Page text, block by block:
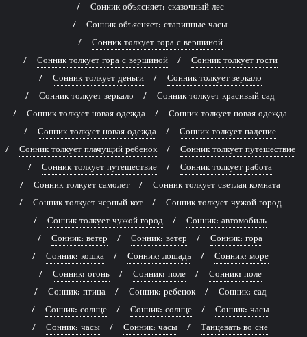
Сонник объясняет: сказочный лес
Сонник объясняет: старинные часы
Сонник толкует гора с вершиной
Сонник толкует гора с вершиной
Сонник толкует гости
Сонник толкует деньги
Сонник толкует зеркало
Сонник толкует зеркало
Сонник толкует красивый сад
Сонник толкует новая одежда
Сонник толкует новая одежда
Сонник толкует новая одежда
Сонник толкует падение
Сонник толкует плачущий ребенок
Сонник толкует путешествие
Сонник толкует путешествие
Сонник толкует работа
Сонник толкует самолет
Сонник толкует светлая комната
Сонник толкует черный кот
Сонник толкует чужой город
Сонник толкует чужой город
Сонник: автомобиль
Сонник: ветер
Сонник: ветер
Сонник: гора
Сонник: кошка
Сонник: лошадь
Сонник: море
Сонник: огонь
Сонник: поле
Сонник: поле
Сонник: птица
Сонник: ребенок
Сонник: сад
Сонник: солнце
Сонник: солнце
Сонник: часы
Сонник: часы
Сонник: часы
Танцевать во сне